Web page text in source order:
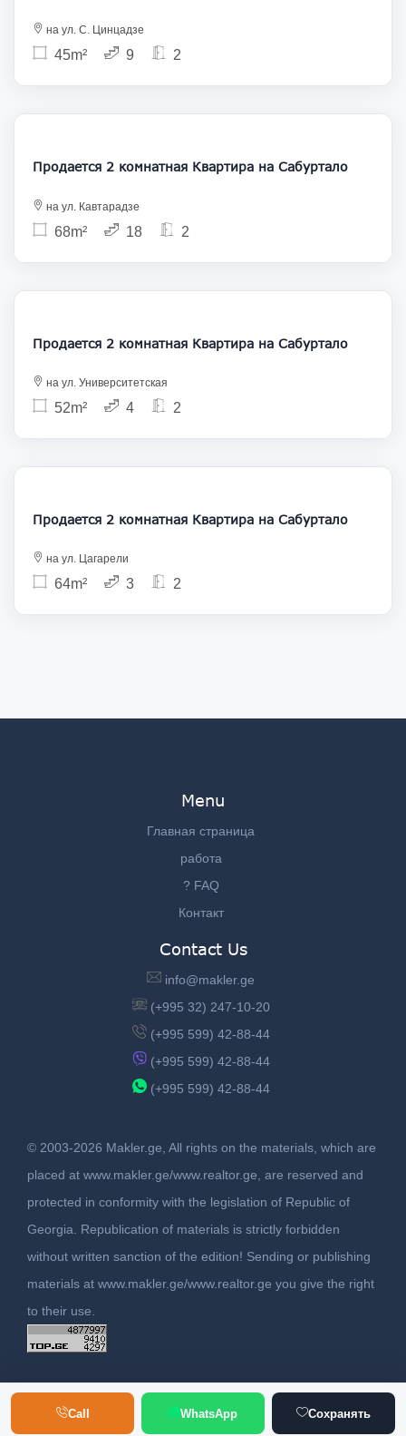
на ул. С. Цинцадзе
45m² 9 2
160 000
Продается 2 комнатная Квартира на Сабуртало
на ул. Кавтарадзе
68m² 18 2
138 000
Продается 2 комнатная Квартира на Сабуртало
на ул. Университетская
52m² 4 2
154 800
Продается 2 комнатная Квартира на Сабуртало
на ул. Цагарели
64m² 3 2
Call WhatsApp Сохранять
Menu
Главная страница
работа
? FAQ
Контакт
Contact Us
info@makler.ge
(+995 32) 247-10-20
(+995 599) 42-88-44
(+995 599) 42-88-44
(+995 599) 42-88-44
© 2003-2026 Makler.ge, All rights on the materials, which are
placed at www.makler.ge/www.realtor.ge, are reserved and
protected in conformity with the legislation of Republic of
Georgia. Republication of materials is strictly forbidden
without written sanction of the edition! Sending or publishing
materials at www.makler.ge/www.realtor.ge you give the right
to their use.